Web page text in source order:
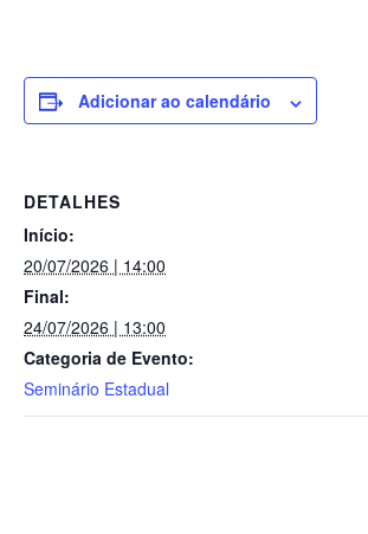
Adicionar ao calendário
DETALHES
Início:
20/07/2026 | 14:00
Final:
24/07/2026 | 13:00
Categoria de Evento:
Seminário Estadual